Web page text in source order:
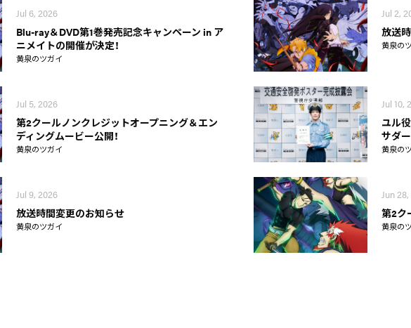
Jul 6, 2026
Blu-ray＆DVD第1巻発売記念キャンペーン in ア
ニメイトの開催が決定！
黄泉のツガイ
Jul 2,
放送
黄泉の
Jul 5, 2026
第2クールノンクレジットオープニング＆エン
ディングムービー公開！
黄泉のツガイ
Jul 10,
ユル
サダー
黄泉の
Jul 9, 2026
放送時間変更のお知らせ
黄泉のツガイ
Jun
第2ク
黄泉の